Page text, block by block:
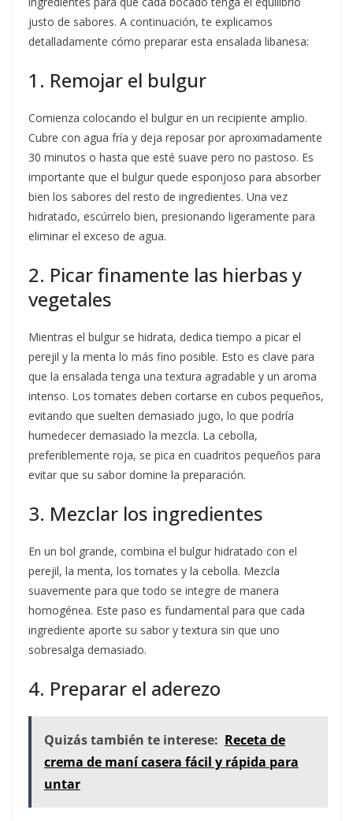
justo de sabores. A continuación, te explicamos
detalladamente cómo preparar esta ensalada libanesa:
1. Remojar el bulgur
Comienza colocando el bulgur en un recipiente amplio.
Cubre con agua fría y deja reposar por aproximadamente
30 minutos o hasta que esté suave pero no pastoso. Es
importante que el bulgur quede esponjoso para absorber
bien los sabores del resto de ingredientes. Una vez
hidratado, escúrrelo bien, presionando ligeramente para
eliminar el exceso de agua.
2. Picar finamente las hierbas y
vegetales
Mientras el bulgur se hidrata, dedica tiempo a picar el
perejil y la menta lo más fino posible. Esto es clave para
que la ensalada tenga una textura agradable y un aroma
intenso. Los tomates deben cortarse en cubos pequeños,
evitando que suelten demasiado jugo, lo que podría
humedecer demasiado la mezcla. La cebolla,
preferiblemente roja, se pica en cuadritos pequeños para
evitar que su sabor domine la preparación.
3. Mezclar los ingredientes
En un bol grande, combina el bulgur hidratado con el
perejil, la menta, los tomates y la cebolla. Mezcla
suavemente para que todo se integre de manera
homogénea. Este paso es fundamental para que cada
ingrediente aporte su sabor y textura sin que uno
sobresalga demasiado.
4. Preparar el aderezo
Quizás también te interese: Receta de
crema de maní casera fácil y rápida para
untar